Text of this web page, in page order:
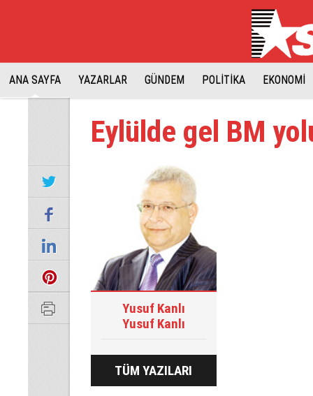
ANA SAYFA YAZARLAR GÜNDEM POLİTİKA EKONOMİ
Eylülde gel BM
Yusuf Kanlı
Yusuf Kanlı
TÜM YAZILARI